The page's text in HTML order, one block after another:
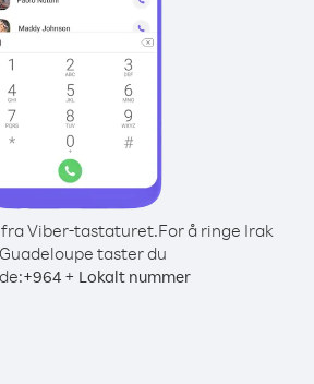
Viber-tastaturet.For å ringe Irak
taster du
+964+ Lokalt nummer